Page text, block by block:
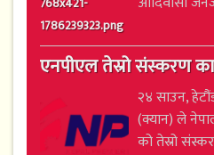
एनपीएल तेस्रो संस्करण
२४ साउन,
(क्यान) ले
को तेस्रो